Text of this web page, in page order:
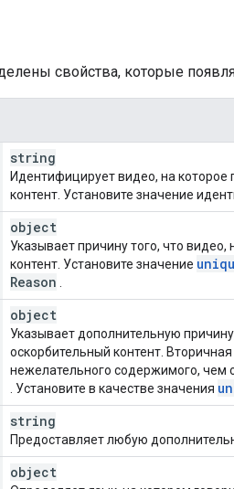
свойства, которые
string
Идентифицирует видео, на которое
контент. Установите значение
object
Указывает причину того, что
контент. Установите значение
Reason
object
Указывает дополнительную
оскорбительный контент.
нежелательного содержимого, чем
. Установите в качестве значения
string
Предоставляет любую
object